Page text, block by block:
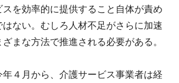
を効率的に提供すること自体が責め
はない。むしろ人材不足がさらに加速
まな方法で推進される必要がある。
４月から、介護サービス事業者は経